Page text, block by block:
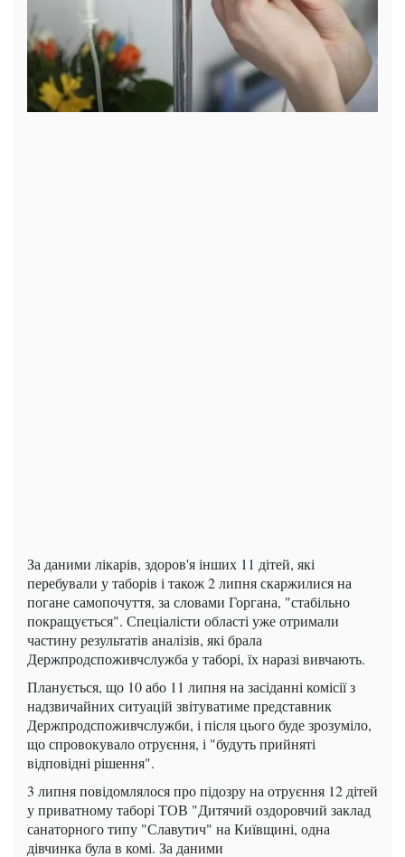
За даними лікарів, здоров'я інших 11 дітей, які
перебували у таборів і також 2 липня скаржилися на
погане самопочуття, за словами Горгана, "стабільно
покращується". Спеціалісти області уже отримали
частину результатів аналізів, які брала
Держпродспоживчслужба у таборі, їх наразі вивчають.
Планується, що 10 або 11 липня на засіданні комісії з
надзвичайних ситуацій звітуватиме представник
Держпродспоживчслужби, і після цього буде зрозуміло,
що спровокувало отруєння, і "будуть прийняті
відповідні рішення".
3 липня повідомлялося про підозру на отруєння 12 дітей
у приватному таборі ТОВ "Дитячий оздоровчий заклад
санаторного типу "Славутич" на Київщині, одна
дівчинка була в комі. За даними